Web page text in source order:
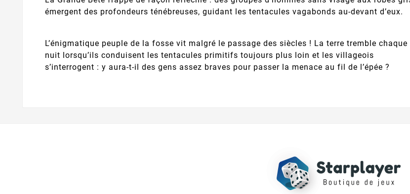
émergent des profondeurs ténébreuses, guidant les tentacules vagabonds au-devant d’eux.
L’énigmatique peuple de la fosse vit malgré le passage des siècles ! La terre tremble chaque
nuit lorsqu’ils conduisent les tentacules primitifs toujours plus loin et les villageois
s’interrogent : y aura-t-il des gens assez braves pour passer la menace au fil de l’épée ?